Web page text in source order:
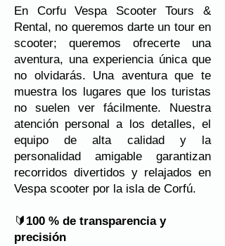
En Corfu Vespa Scooter Tours &
Rental, no queremos darte un tour en
scooter; queremos ofrecerte una
aventura, una experiencia única que
no olvidarás. Una aventura que te
muestra los lugares que los turistas
no suelen ver fácilmente. Nuestra
atención personal a los detalles, el
equipo de alta calidad y la
personalidad amigable garantizan
recorridos divertidos y relajados en
Vespa scooter por la isla de Corfú.
🔰 100 % de transparencia y
precisión